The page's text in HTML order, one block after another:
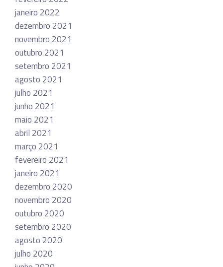
janeiro 2022
dezembro 2021
novembro 2021
outubro 2021
setembro 2021
agosto 2021
julho 2021
junho 2021
maio 2021
abril 2021
março 2021
fevereiro 2021
janeiro 2021
dezembro 2020
novembro 2020
outubro 2020
setembro 2020
agosto 2020
julho 2020